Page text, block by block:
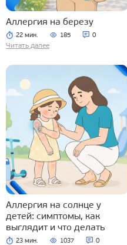
Аллергия на березу
22 мин. 185 0
Читать далее
Аллергия на солнце у
детей: симптомы, как
выглядит и что делать
23 мин. 1037 0